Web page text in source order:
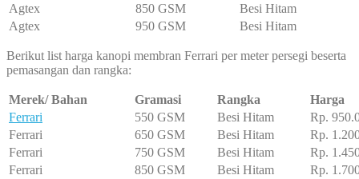
Agtex
850 GSM
Besi Hitam
Agtex
950 GSM Besi Hitam
Berikut list harga kanopi membran Ferrari per meter persegi beserta
pemasangan dan rangka:
Merek/ Bahan Gramasi Rangka
Harga
Ferrari
550 GSM Besi Hitam
Rp.
Ferrari
650 GSM Besi Hitam
Rp.
Ferrari
750 GSM Besi Hitam
Rp.
Ferrari
850 GSM Besi Hitam
Rp.